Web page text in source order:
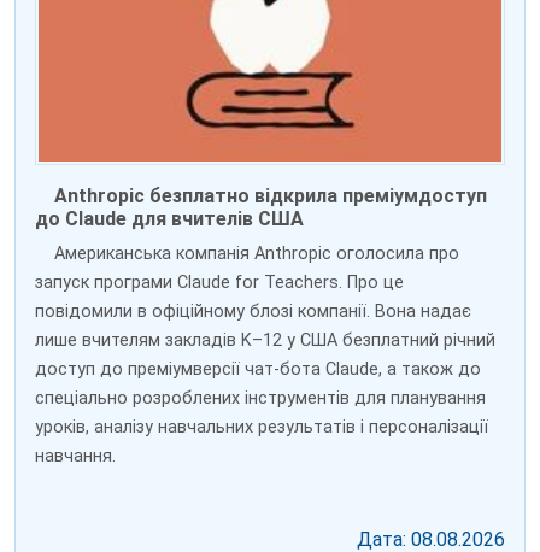
Anthropic безплатно відкрила преміумдоступ
до Claude для вчителів США
Американська компанія Anthropic оголосила про
запуск програми Claude for Teachers. Про це
повідомили в офіційному блозі компанії. Вона надає
лише вчителям закладів K–12 у США безплатний річний
доступ до преміумверсії чат-бота Claude, а також до
спеціально розроблених інструментів для планування
уроків, аналізу навчальних результатів і персоналізації
навчання.
Дата: 08.08.2026